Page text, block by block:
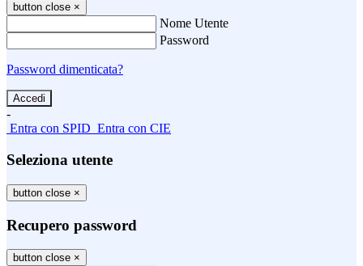
button close ×
Nome Utente
Password
Password dimenticata?
-
Entra con SPID Entra con CIE
Seleziona utente
button close ×
Recupero password
button close ×